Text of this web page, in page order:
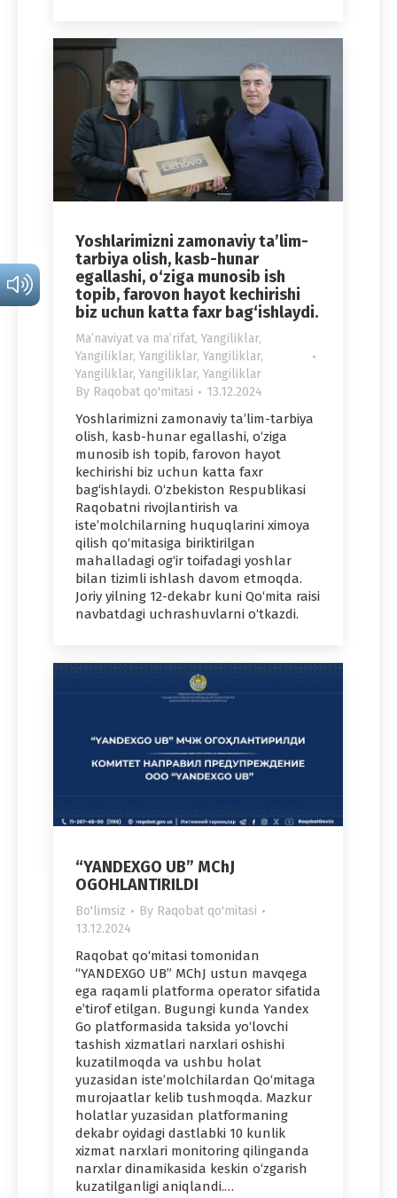
Yoshlarimizni zamonaviy ta’lim-
tarbiya olish, kasb-hunar
egallashi, o‘ziga munosib ish
topib, farovon hayot kechirishi
biz uchun katta faxr bag‘ishlaydi.
Maʼnaviyat va maʼrifat, Yangiliklar,
Yangiliklar, Yangiliklar, Yangiliklar,
Yangiliklar, Yangiliklar, Yangiliklar
By Raqobat qo'mitasi 13.12.2024
Yoshlarimizni zamonaviy ta’lim-tarbiya
olish, kasb-hunar egallashi, o‘ziga
munosib ish topib, farovon hayot
kechirishi biz uchun katta faxr
bag‘ishlaydi. O‘zbekiston Respublikasi
Raqobatni rivojlantirish va
iste’molchilarning huquqlarini ximoya
qilish qo‘mitasiga biriktirilgan
mahalladagi og‘ir toifadagi yoshlar
bilan tizimli ishlash davom etmoqda.
Joriy yilning 12-dekabr kuni Qo‘mita raisi
navbatdagi uchrashuvlarni o‘tkazdi.
“YANDEXGO UB” MChJ
OGOHLANTIRILDI
Bo'limsiz By Raqobat qo'mitasi
13.12.2024
Raqobat qo‘mitasi tomonidan
“YANDEXGO UB” MChJ ustun mavqega
ega raqamli platforma operator sifatida
e’tirof etilgan. Bugungi kunda Yandex
Go platformasida taksida yo‘lovchi
tashish xizmatlari narxlari oshishi
kuzatilmoqda va ushbu holat
yuzasidan iste’molchilardan Qo‘mitaga
murojaatlar kelib tushmoqda. Mazkur
holatlar yuzasidan platformaning
dekabr oyidagi dastlabki 10 kunlik
xizmat narxlari monitoring qilinganda
narxlar dinamikasida keskin o‘zgarish
kuzatilganligi aniqlandi.…